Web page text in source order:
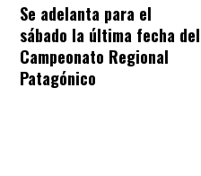
Se adelanta para el
sábado la última fecha del
Campeonato Regional
Patagónico